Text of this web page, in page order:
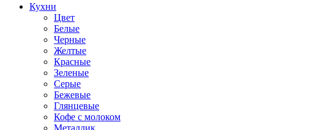
Кухни
Цвет
Белые
Черные
Желтые
Красные
Зеленые
Серые
Бежевые
Глянцевые
Кофе с молоком
Металлик